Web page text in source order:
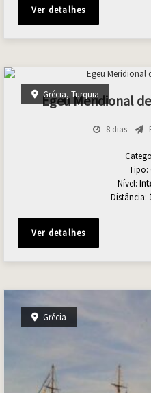
Ver detalhes
Grécia, Turquia
Egeu Meridional
8 dias
Tipo:
Nível:
Distância:
Ver detalhes
Grécia